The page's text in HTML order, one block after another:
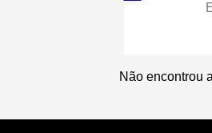
Não encontrou